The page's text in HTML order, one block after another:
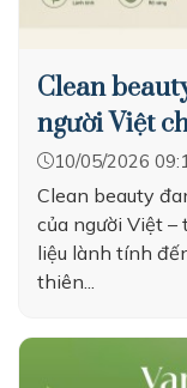
Clean
người Việt
10/05/2026
Clean beauty
của người Việt
liệu lành tính
thiên...